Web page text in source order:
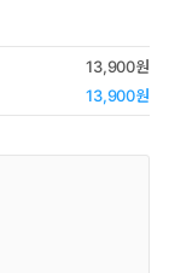
13,900원
13,900원